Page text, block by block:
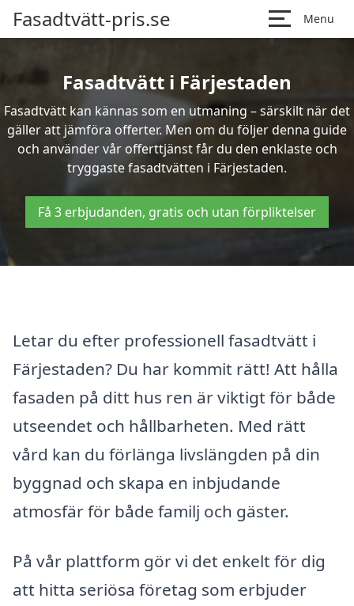
Fasadtvätt-pris.se Menu
Fasadtvätt i Färjestaden
Fasadtvätt kan kännas som en utmaning – särskilt när det
gäller att jämföra offerter. Men om du följer denna guide
och använder vår offerttjänst får du den enklaste och
tryggaste fasadtvätten i Färjestaden.
Få 3 erbjudanden, gratis och utan förpliktelser
Letar du efter professionell fasadtvätt i
Färjestaden? Du har kommit rätt! Att hålla
fasaden på ditt hus ren är viktigt för både
utseendet och hållbarheten. Med rätt
vård kan du förlänga livslängden på din
byggnad och skapa en inbjudande
atmosfär för både familj och gäster.
På vår plattform gör vi det enkelt för dig
att hitta seriösa företag som erbjuder